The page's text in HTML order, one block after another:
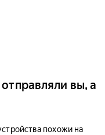
вы, а
похожи на